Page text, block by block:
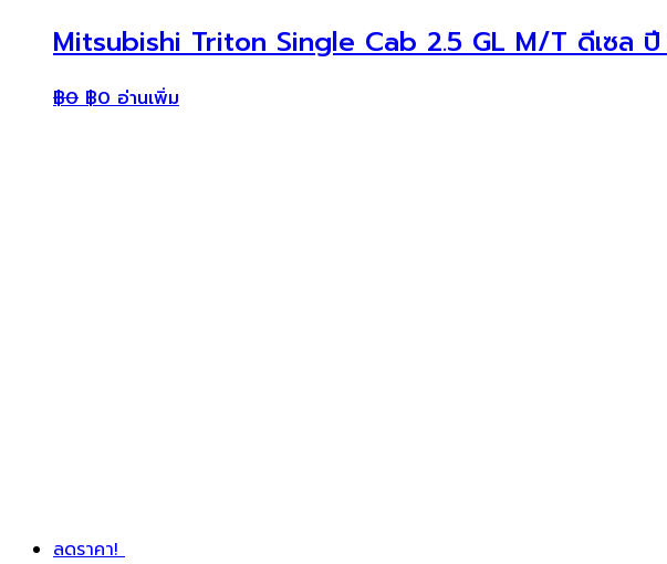
Mitsubishi Triton Single Cab 2.5 GL M/T ดีเซล
฿0 ฿0 อ่านเพิ่ม
ลดราคา!